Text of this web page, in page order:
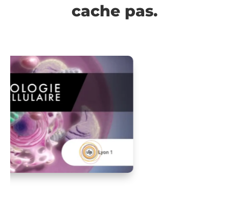
cache pas.